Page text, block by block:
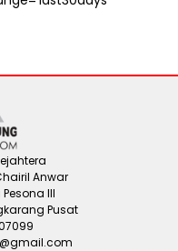
Anwar
III
Pusat